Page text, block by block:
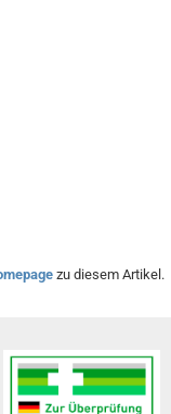
zu diesem Artikel.